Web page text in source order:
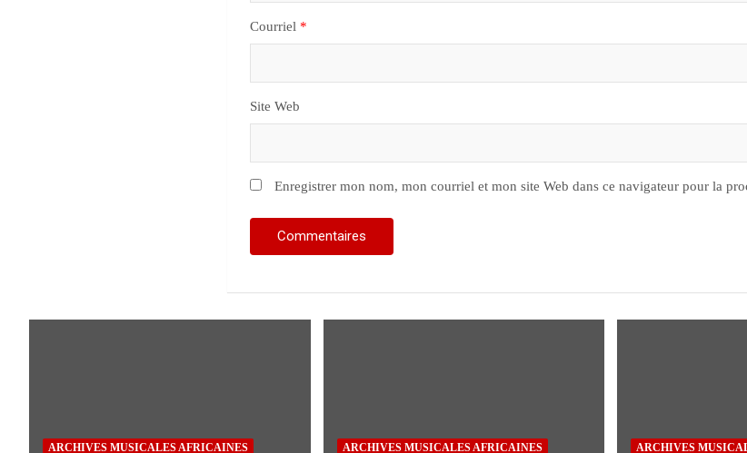
Courriel *
Site Web
Enregistrer mon nom, mon courriel et mon site Web dans ce navigateur pour la
ARCHIVES MUSICALES AFRICAINES ARCHIVES MUSICALES AFRICAINES ARCHIVES